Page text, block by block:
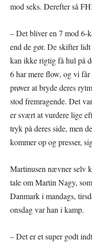
mod seks. Derefter så
– Det bliver en 7 mod 6-
end de gør. De skifter
kan ikke rigtig få hul på
6 har mere flow, og vi
prøver at bryde deres
stod fremragende. Det
er svært at vurdere lige
tryk på deres side, men
kommer op og presser,
Martinusen nævner selv
tale om Martin Nagy,
Danmark i mandags,
onsdag var han i kamp.
– Det er et super godt